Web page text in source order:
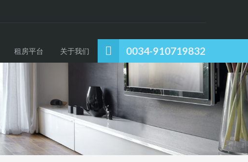
0034-910719832
租房平台 关于我们